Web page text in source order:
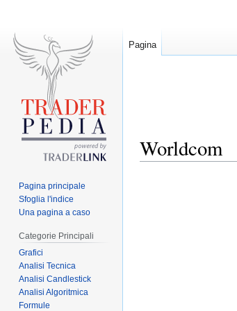
Worldcom
Pagina
Pagina principale
Sfoglia l'indice
Una pagina a caso
Categorie Principali
Grafici
Analisi Tecnica
Analisi Candlestick
Analisi Algoritmica
Formule